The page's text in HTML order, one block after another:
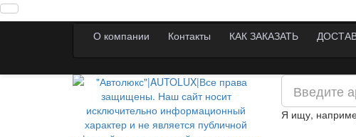
О компании Контакты КАК ЗАКАЗАТЬ
Я ищу,